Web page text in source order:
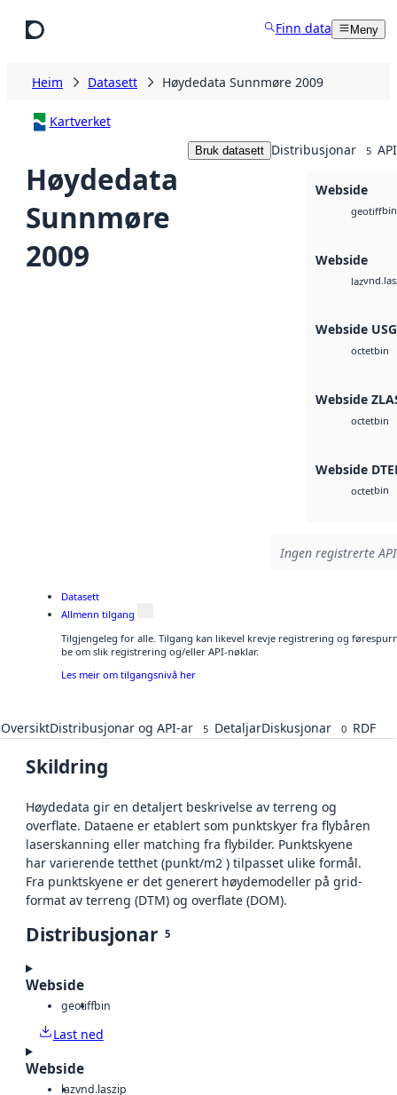
Finn data Meny
Heim Datasett Høydedata Sunnmøre 2009
Kartverket
Høydedata
Sunnmøre
2009
Bruk datasett Distribusjonar 5
Webside
geotiffbin
Webside
laz
Webside
octetbin
Webside
octetbin
Webside
octetbin
Ingen registrerte
Datasett
Allmenn tilgang
Tilgjengeleg for alle. Tilgang kan likevel krevje registrering og
be om slik registrering og/eller API-nøklar.
Les meir om tilgangsnivå her
OversiktDistribusjonar og API-ar 5 DetaljarDiskusjonar 0 RDF
Skildring
Høydedata gir en detaljert beskrivelse av terreng og
overflate. Dataene er etablert som punktskyer fra flybåren
laserskanning eller matching fra flybilder. Punktskyene
har varierende tetthet (punkt/m2 ) tilpasset ulike formål.
Fra punktskyene er det generert høydemodeller på grid-
format av terreng (DTM) og overflate (DOM).
Distribusjonar 5
Webside
geotiffbin
Last ned
Webside
lazvnd.laszip